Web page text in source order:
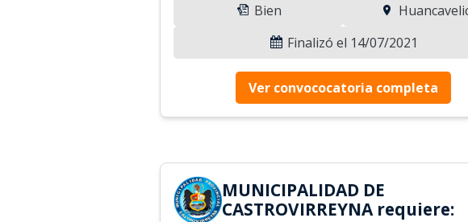
Bien
Finalizó el 14/07/2021
Ver convococatoria completa
MUNICIPALIDAD DE
CASTROVIRREYNA requiere: